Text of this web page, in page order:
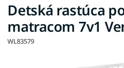
Detská rastúca
matracom 7v1
WL83579